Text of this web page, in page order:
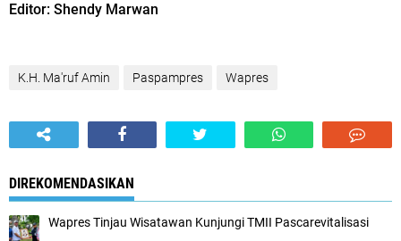
Editor: Shendy Marwan
K.H. Ma'ruf Amin Paspampres Wapres
DIREKOMENDASIKAN
Wapres Tinjau Wisatawan Kunjungi TMII Pascarevitalisasi